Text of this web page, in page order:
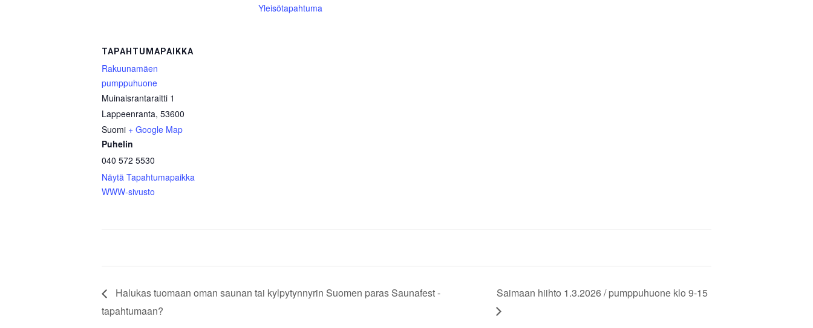
Yleisötapahtuma
TAPAHTUMAPAIKKA
Rakuunamäen
pumppuhuone
Muinaisrantaraitti 1
Lappeenranta, 53600
Suomi + Google Map
Puhelin
040 572 5530
Näytä Tapahtumapaikka
WWW-sivusto
Halukas tuomaan oman saunan tai kylpytynnyrin Suomen paras Saunafest -
tapahtumaan?
Saimaan hiihto 1.3.2026 / pumppuhuone klo 9-15